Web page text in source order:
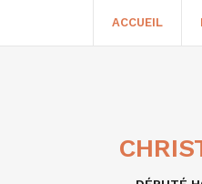
ACCUEIL